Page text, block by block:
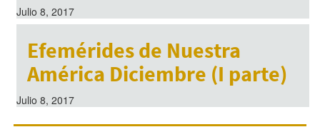
Julio 8, 2017
Efemérides de Nuestra
América Diciembre (I parte)
Julio 8, 2017